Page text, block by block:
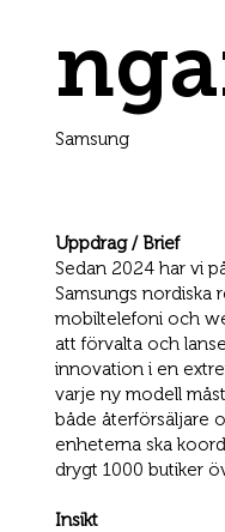
Samsung
Uppdrag / Brief
Sedan 2024 har vi
Samsungs nordiska
mobiltelefoni och
att förvalta och
innovation i en
varje ny modell
både återförsäljare
enheterna ska
drygt 1000 butiker
Insikt